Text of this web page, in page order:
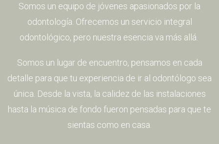
Somos un equipo de jóvenes apasionados por la
odontología. Ofrecemos un servicio integral
odontológico, pero nuestra esencia va más allá.
Somos un lugar de encuentro, pensamos en cada
detalle para que tu experiencia de ir al odontólogo sea
única. Desde la vista, la calidez de las instalaciones
hasta la música de fondo fueron pensadas para que te
sientas como en casa.​